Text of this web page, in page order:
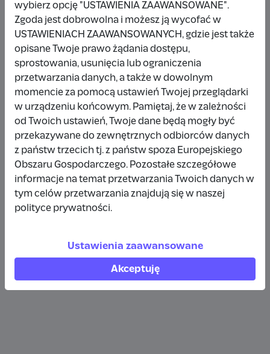
Udostępnij Zgłoś
wybierz opcję "USTAWIENIA ZAAWANSOWANE".
Zgoda jest dobrowolna i możesz ją wycofać w
USTAWIENIACH ZAAWANSOWANYCH, gdzie jest także
opisane Twoje prawo żądania dostępu,
sprostowania, usunięcia lub ograniczenia
przetwarzania danych, a także w dowolnym
momencie za pomocą ustawień Twojej przeglądarki
w urządzeniu końcowym. Pamiętaj, że w zależności
od Twoich ustawień, Twoje dane będą mogły być
przekazywane do zewnętrznych odbiorców danych
z państw trzecich tj. z państw spoza Europejskiego
Obszaru Gospodarczego. Pozostałe szczegółowe
informacje na temat przetwarzania Twoich danych w
tym celów przetwarzania znajdują się w naszej
polityce prywatności.
Ustawienia zaawansowane
Akceptuję